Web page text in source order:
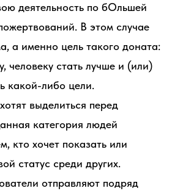
деятельность по бОльшей
В этом случае
а именно цель такого доната:
человеку стать лучше и (или)
какой-либо цели.
выделиться перед
категория людей
кто хочет показать или
статус среди других.
отправляют подряд